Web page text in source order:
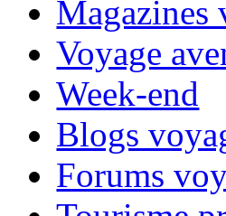
Magazines
Voyage
Week-end
Blogs
Forums